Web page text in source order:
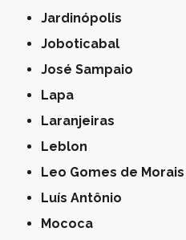
Jardinópolis
Joboticabal
José Sampaio
Lapa
Laranjeiras
Leblon
Leo Gomes de Morais
Luís Antônio
Mococa